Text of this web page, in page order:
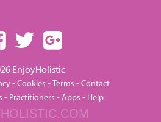
EnjoyHolistic
-Cookies -Terms -Contact
- Practitioners -Apps - Help